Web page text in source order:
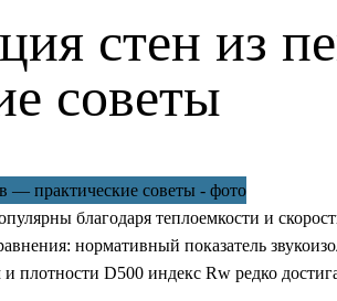
стен из
советы
благодаря теплоемкости и
нормативный показатель
D500 индекс Rw редко